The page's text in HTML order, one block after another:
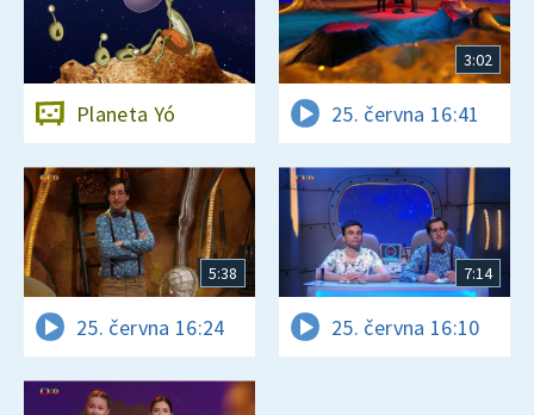
Planeta Yó
3:02
25. června 16:41
5:38
25. června 16:24
7:14
25. června 16:10